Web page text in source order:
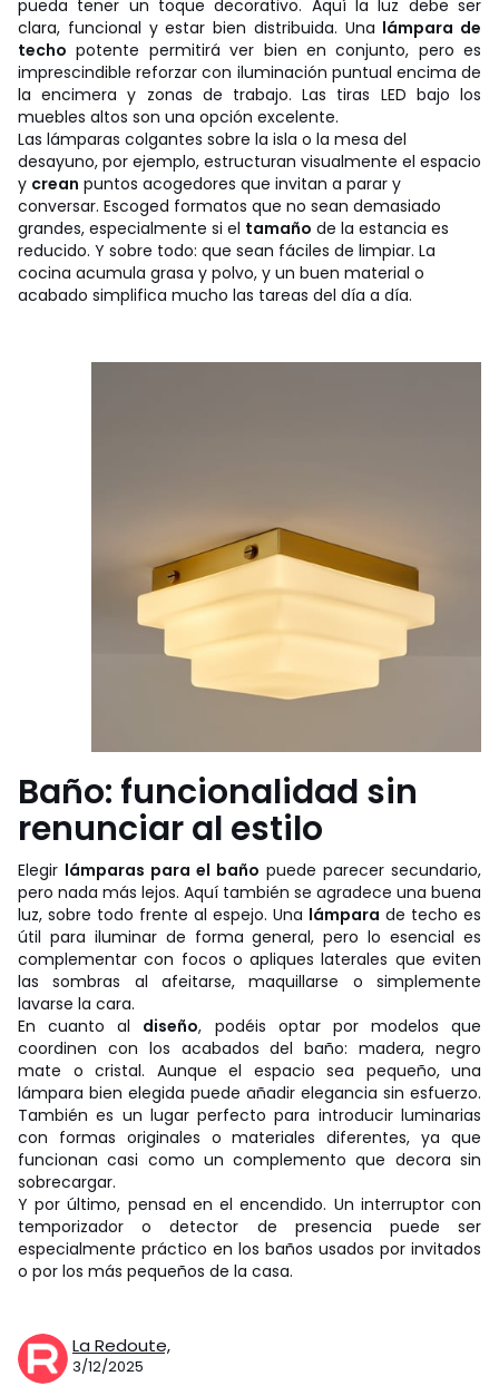
pueda tener un toque decorativo. Aquí la luz debe ser
clara, funcional y estar bien distribuida. Una lámpara de
techo potente permitirá ver bien en conjunto, pero es
imprescindible reforzar con iluminación puntual encima de
la encimera y zonas de trabajo. Las tiras LED bajo los
muebles altos son una opción excelente.
Las lámparas colgantes sobre la isla o la mesa del
desayuno, por ejemplo, estructuran visualmente el espacio
y crean puntos acogedores que invitan a parar y
conversar. Escoged formatos que no sean demasiado
grandes, especialmente si el tamaño de la estancia es
reducido. Y sobre todo: que sean fáciles de limpiar. La
cocina acumula grasa y polvo, y un buen material o
acabado simplifica mucho las tareas del día a día.
Baño: funcionalidad sin
renunciar al estilo
Elegir lámparas para el baño puede parecer secundario,
pero nada más lejos. Aquí también se agradece una buena
luz, sobre todo frente al espejo. Una lámpara de techo es
útil para iluminar de forma general, pero lo esencial es
complementar con focos o apliques laterales que eviten
las sombras al afeitarse, maquillarse o simplemente
lavarse la cara.
En cuanto al diseño, podéis optar por modelos que
coordinen con los acabados del baño: madera, negro
mate o cristal. Aunque el espacio sea pequeño, una
lámpara bien elegida puede añadir elegancia sin esfuerzo.
También es un lugar perfecto para introducir luminarias
con formas originales o materiales diferentes, ya que
funcionan casi como un complemento que decora sin
sobrecargar.
Y por último, pensad en el encendido. Un interruptor con
temporizador o detector de presencia puede ser
especialmente práctico en los baños usados por invitados
o por los más pequeños de la casa.
La Redoute,
3/12/2025